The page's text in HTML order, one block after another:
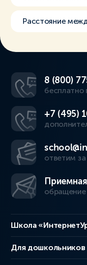
Расстояние
8 (800)
бесплатно
+7 (495)
ответим
Школа
Для дошкольников